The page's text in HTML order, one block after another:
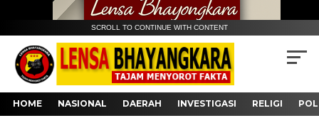
SCROLL TO CONTINUE WITH CONTENT
HOME NASIONAL DAERAH INVESTIGASI RELIGI